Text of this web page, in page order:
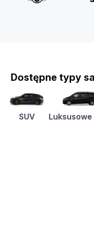
Dostępne typy
SUV Luksusowe